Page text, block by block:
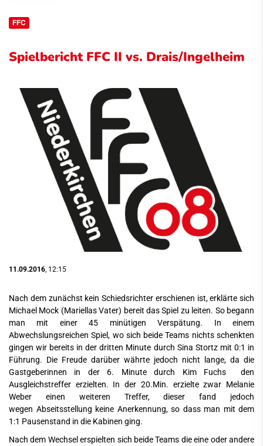
FFC
Spielbericht FFC II vs. Drais/Ingelheim
11.09.2016 , 12:15
Nach dem zunächst kein Schiedsrichter erschienen ist, erklärte sich
Michael Mock (Mariellas Vater) bereit das Spiel zu leiten. So begann
man mit einer 45 minütigen Verspätung. In einem
Abwechslungsreichen Spiel, wo sich beide Teams nichts schenkten
gingen wir bereits in der dritten Minute durch Sina Stortz mit 0:1 in
Führung. Die Freude darüber währte jedoch nicht lange, da die
Gastgeberinnen in der 6. Minute durch Kim Fuchs den
Ausgleichstreffer erzielten. In der 20.Min. erzielte zwar Melanie
Weber einen weiteren Treffer, dieser fand jedoch
wegen Abseitsstellung keine Anerkennung, so dass man mit dem
1:1 Pausenstand in die Kabinen ging.
Nach dem Wechsel erspielten sich beide Teams die eine oder andere